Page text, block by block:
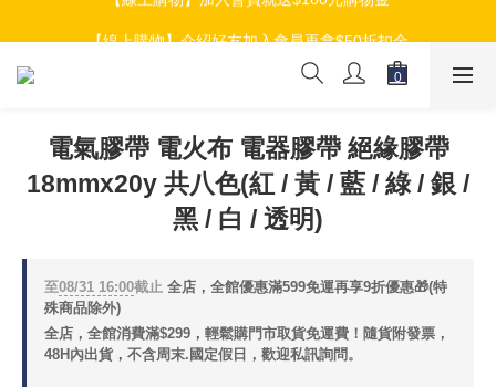
【線上購物】介紹好友加入會員再拿$50折扣金
【線上購物】加入會員就送$100元購物金
電氣膠帶 電火布 電器膠帶 絕緣膠帶
18mmx20y 共八色(紅 / 黃 / 藍 / 綠 / 銀 /
黑 / 白 / 透明)
至08/31 16:00截止 全店，全館優惠滿599免運再享9折優惠🎁(特
殊商品除外)
全店，全館消費滿$299，輕鬆購門市取貨免運費！隨貨附發票，
48H內出貨，不含周末.國定假日，歡迎私訊詢問。